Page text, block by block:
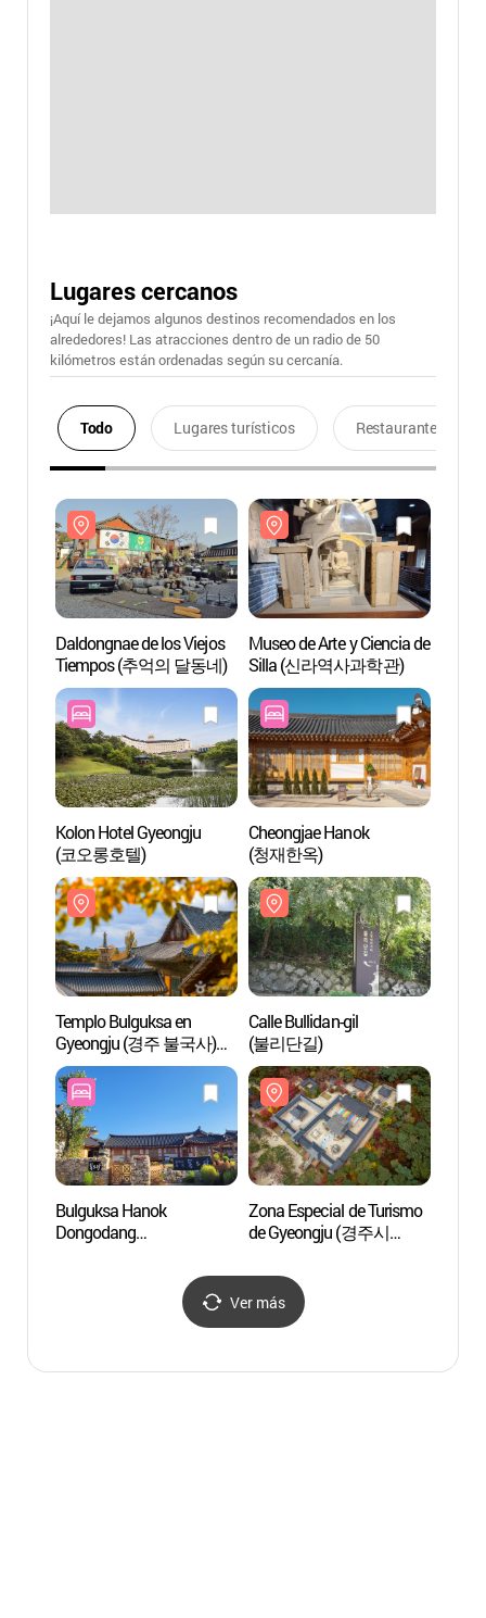
Lugares cercanos
¡Aquí le dejamos algunos destinos recomendados en los
alrededores! Las atracciones dentro de un radio de 50
kilómetros están ordenadas según su cercanía.
Todo Lugares turísticos Restaurantes
Daldongnae de los Viejos
Tiempos (추억의 달동네)
Museo de Arte y Ciencia de
Silla (신라역사과학관)
Kolon Hotel Gyeongju
(코오롱호텔)
Cheongjae Hanok
(청재한옥)
Templo Bulguksa en
Gyeongju (경주 불국사)
[Patrimonio Cultural de la
Humanidad de la Unesco]
Calle Bullidan-gil
(불리단길)
Bulguksa Hanok
Dongodang
Zona Especial de Turismo
de Gyeongju (경주시
Ver más